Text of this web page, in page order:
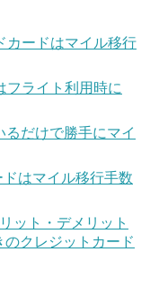
カードはマイル移行
フライト利用時に
だけで勝手にマイ
はマイル移行手数
ット・デメリット
クレジットカード